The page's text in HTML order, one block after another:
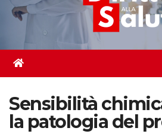
Sensibilità
la patologia del